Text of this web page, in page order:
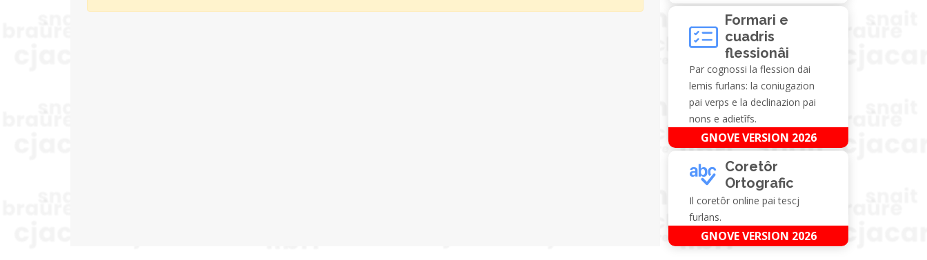
Formari e
cuadris
flessionâi
Par cognossi la flession dai
lemis furlans: la coniugazion
pai verps e la declinazion pai
nons e adietîfs.
GNOVE VERSION 2026
Coretôr
Ortografic
Il coretôr online pai tescj
furlans.
GNOVE VERSION 2026